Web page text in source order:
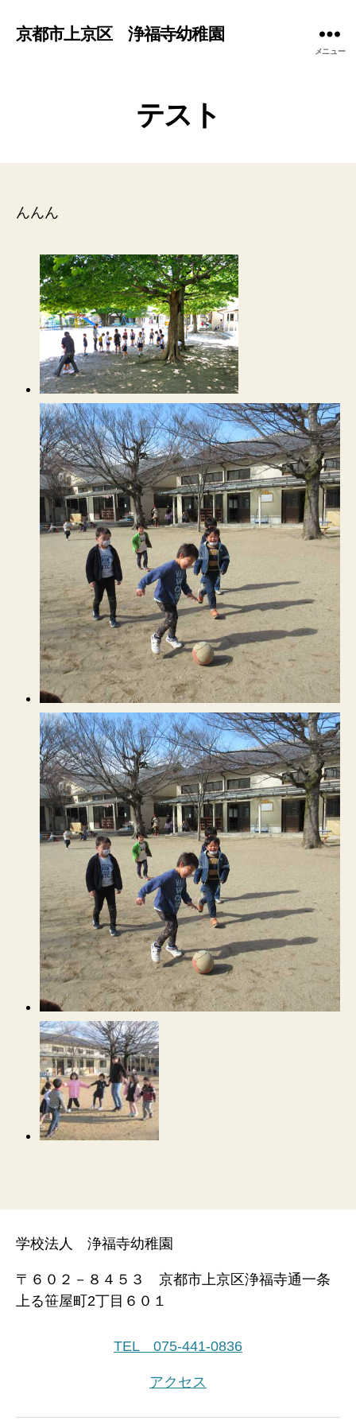
京都市上京区 浄福寺幼稚園
メニュー
テスト
んんん
学校法人 浄福寺幼稚園
〒６０２－８４５３ 京都市上京区浄福寺通一条
上る笹屋町2丁目６０１
TEL 075-441-0836
アクセス